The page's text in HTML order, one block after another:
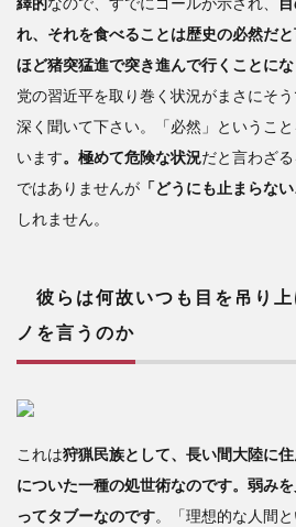
れ、それを食べることは歴史の必然だ
ほど猪突猛進で突き進んで行くことに
党の習近平を取り巻く状況がまさにそ
深く聞いて下さい。「必然」というこ
います。極めて危険な状況だと言わざ
ではありませんが 「どうにも止まらない
しれません。
彼らは何故いつも目を吊り
ノを言うのか
これは狩猟民族として、長い間大陸に
についた一種の処世術なのです。弱み
ってタブーなのです。「理想的な人間